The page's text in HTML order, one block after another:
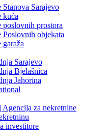
Stanova Sarajevo
kuća
poslovnih prostora
Poslovnih objekata
garaža
Sarajevo
Bjelašnica
Jahorina
Agencija za nekretnine
investitore